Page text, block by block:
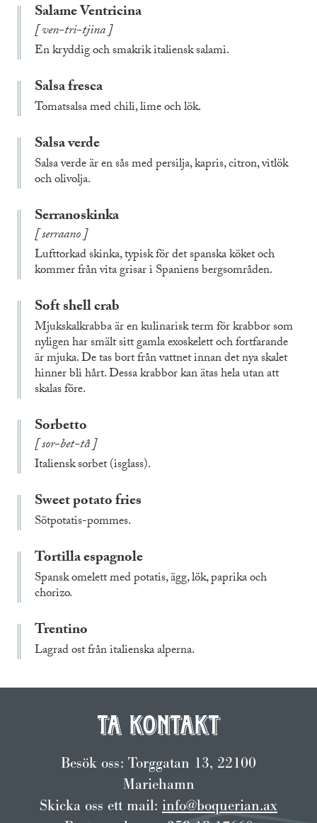
Salame Ventricina
ven-tri-tjina
En kryddig och smakrik italiensk salami.
Salsa fresca
Tomatsalsa med chili, lime och lök.
Salsa verde
Salsa verde är en sås med persilja, kapris, citron, vitlök
och olivolja.
Serranoskinka
serraano
Lufttorkad skinka, typisk för det spanska köket och
kommer från vita grisar i Spaniens bergsområden.
Soft shell crab
Mjukskalkrabba är en kulinarisk term för krabbor som
nyligen har smält sitt gamla exoskelett och fortfarande
är mjuka. De tas bort från vattnet innan det nya skalet
hinner bli hårt. Dessa krabbor kan ätas hela utan att
skalas före.
Sorbetto
sor-bet-tå
Italiensk sorbet (isglass).
Sweet potato fries
Sötpotatis-pommes.
Tortilla espagnole
Spansk omelett med potatis, ägg, lök, paprika och
chorizo.
Trentino
Lagrad ost från italienska alperna.
Ta kontakt
Besök oss: Torggatan 13, 22100
Mariehamn
Skicka oss ett mail: info@boquerian.ax